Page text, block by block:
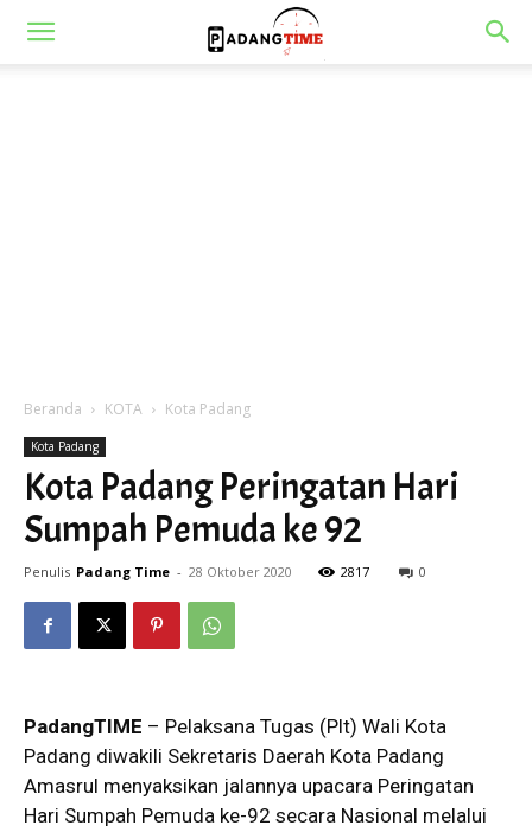
Beranda KOTA Kota Padang
Kota Padang
Kota Padang Peringatan Hari
Sumpah Pemuda ke 92
Penulis Padang Time - 28 Oktober 2020 2817 0
PadangTIME – Pelaksana Tugas (Plt) Wali Kota
Padang diwakili Sekretaris Daerah Kota Padang
Amasrul menyaksikan jalannya upacara Peringatan
Hari Sumpah Pemuda ke-92 secara Nasional melalui